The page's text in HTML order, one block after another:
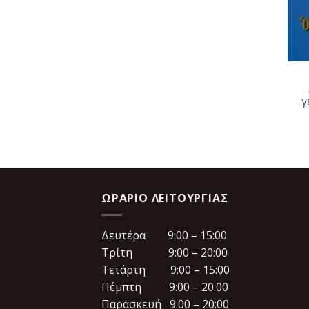
ΩΡΆΡΙΟ ΛΕΙΤΟΥΡΓΊΑΣ
Δευτέρα 9:00 – 15:00
Τρίτη 9:00 – 20:00
Τετάρτη 9:00 – 15:00
Πέμπτη 9:00 – 20:00
Παρασκευή 9:00 – 20:00